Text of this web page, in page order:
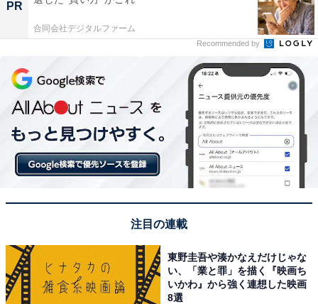
Q3：夜間でも使える？
夜間性能の特徴
•STARVIS2搭載: ソニー製CMOSセンサー採用で、少な
い光量でも明るく鮮明な「ナイトサイト」録画が可能
PR
合同会社デジタルファーム
Recommended by
注目の連載
東野圭吾や湊かなえだけじゃな
い、「業と罪」を描く『映画ち
いかわ』から強く連想した映画
8選